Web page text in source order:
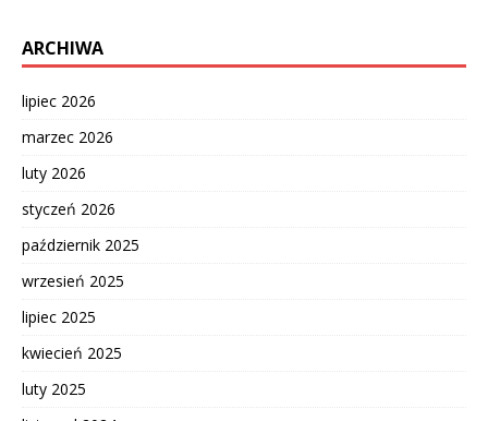
ARCHIWA
lipiec 2026
marzec 2026
luty 2026
styczeń 2026
październik 2025
wrzesień 2025
lipiec 2025
kwiecień 2025
luty 2025